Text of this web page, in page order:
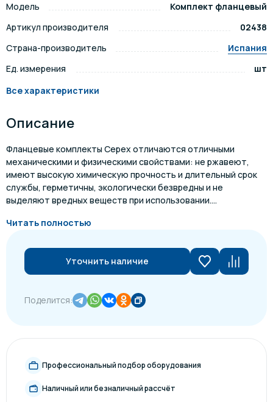
Модель
Комплект фланцевый
Артикул производителя
02438
Страна-производитель
Испания
Ед. измерения
шт
Все характеристики
Описание
Фланцевые комплекты Cepex отличаются отличными
механическими и физическими свойствами: не ржавеют,
имеют высокую химическую прочность и длительный срок
службы, герметичны, экологически безвредны и не
выделяют вредных веществ при использовании....
Читать полностью
Уточнить наличие
Поделится:
Профессиональный подбор оборудования
Наличный или безналичный рассчёт